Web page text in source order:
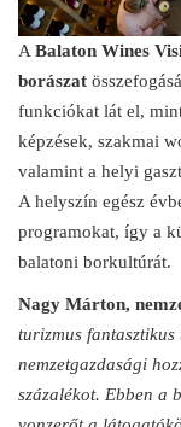
A Balaton Wines
borászat
funkciókat lát el,
képzések, szakmai
valamint a helyi
A helyszín egész
programokat, így a
balatoni borkultúrát.
Nagy Márton,
turizmus
nemzetgazdasági
százalékot. Ebben a